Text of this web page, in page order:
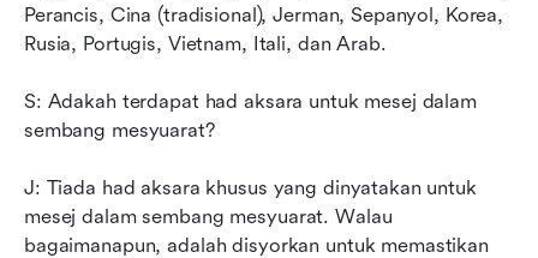
Perancis, Cina (tradisional), Jerman, Sepanyol, Korea,
Rusia, Portugis, Vietnam, Itali, dan Arab.
S: Adakah terdapat had aksara untuk mesej dalam
sembang mesyuarat?
J: Tiada had aksara khusus yang dinyatakan untuk
mesej dalam sembang mesyuarat. Walau
bagaimanapun, adalah disyorkan untuk memastikan